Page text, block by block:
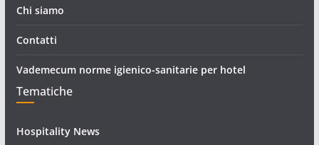
Chi siamo
Contatti
Vademecum norme igienico-sanitarie per hotel
Tematiche
Hospitality News